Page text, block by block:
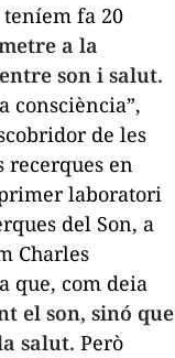
fa 20
a la
son i salut.
consciència”,
de les
recerques en
laboratori
del Son, a
Charles
que, com deia
el son, sinó que
salut. Però